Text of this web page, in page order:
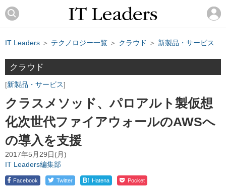
IT Leaders ＞ テクノロジー一覧 ＞ クラウド ＞ 新製品・サービス
クラウド
新製品・サービス
クラスメソッド、パロアルト製仮想
化次世代ファイアウォールのAWSへ
の導入を支援
2017年5月29日(月)
IT Leaders編集部
Facebook Twitter ! Hatena Pocket